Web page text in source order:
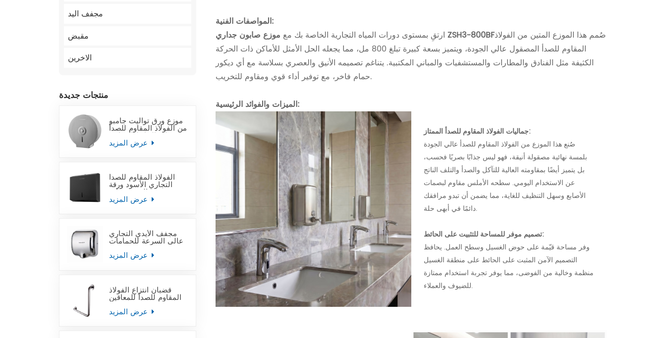
مجفف اليد
مقبض
الاخرين
منتجات جديدة
موزع ورق تواليت جامبو
من الفولاذ المقاوم للصدأ
على الحائط التجاري
الفولاذ المقاوم للصدأ
التجاري الأسود ورقة
منشفة اليد موزعات
مجفف الأيدي التجاري
عالي السرعة للحمامات
قضبان انتزاع الفولاذ
المقاوم للصدأ للمعاقين
المواصفات الفنية:
ارتقِ بمستوى دورات المياه التجارية الخاصة بك مع موزع صابون جداري ZSH3-800BFصُمم هذا الموزع المتين من الفولاذ
المقاوم للصدأ المصقول عالي الجودة، ويتميز بسعة كبيرة تبلغ 800 مل، مما يجعله الحل الأمثل للأماكن ذات الحركة
الكثيفة مثل الفنادق والمطارات والمستشفيات والمباني المكتبية. يتناغم تصميمه الأنيق والعصري بسلاسة مع أي ديكور
حمام فاخر، مع توفير أداء قوي ومقاوم للتخريب.
الميزات والفوائد الرئيسية:
جماليات الفولاذ المقاوم للصدأ الممتاز:
صُنع هذا الموزع من الفولاذ المقاوم للصدأ عالي الجودة
بلمسة نهائية مصقولة أنيقة، فهو ليس جذابًا بصريًا فحسب،
بل يتميز أيضًا بمقاومته العالية للتآكل والصدأ والتلف الناتج
عن الاستخدام اليومي. سطحه الأملس مقاوم لبصمات
الأصابع وسهل التنظيف للغاية، مما يضمن أن تبدو مرافقك
دائمًا في أبهى حلة.
تصميم موفر للمساحة للتثبيت على الحائط:
وفر مساحة قيّمة على حوض الغسيل وسطح العمل. يحافظ
التصميم الآمن المثبت على الحائط على منطقة الغسيل
منظمة وخالية من الفوضى، مما يوفر تجربة استخدام ممتازة
للضيوف والعملاء.